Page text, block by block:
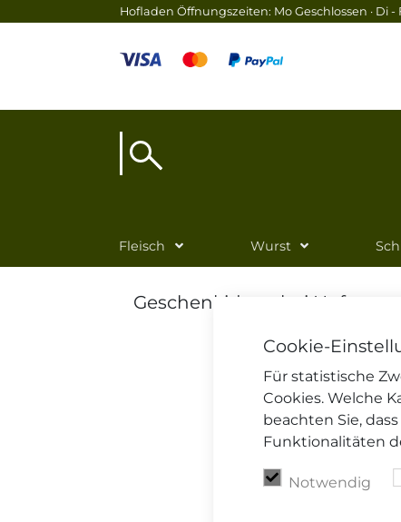
Cookie-
Für statistische
Cookies. Welche
beachten Sie,
Funktionalitäten
Notwendig
Hofladen Öffnungszeiten: Mo Geschlossen · Di -
Fleisch Wurst
Geschenkideen bei